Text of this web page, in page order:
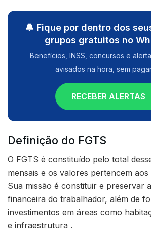
🔔 Fique por dentro dos
grupos gratuitos no
Benefícios, INSS, concursos e
avisados na hora, sem
RECEBER ALERTAS
Definição do FGTS
O FGTS é constituído pelo total
mensais e os valores pertencem aos
Sua missão é constituir e preservar
financeira do trabalhador, além de
investimentos em áreas como
e infraestrutura .